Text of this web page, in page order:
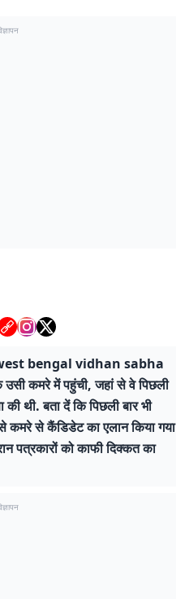
bengal vidhan sabha
कमरे में पहुंची, जहां से वे पिछली
की थी. बता दें कि पिछली बार भी
कमरे से कैंडिडेट का एलान किया गया
पत्रकारों को काफी दिक्कत का